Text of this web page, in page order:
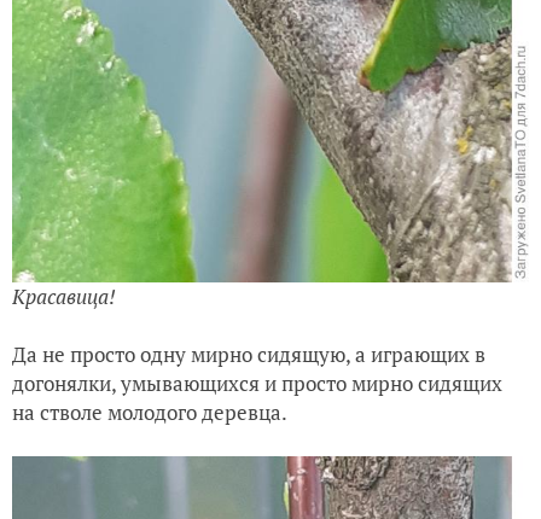
Красавица!
Да не просто одну мирно сидящую, а играющих в
догонялки, умывающихся и просто мирно сидящих
на стволе молодого деревца.